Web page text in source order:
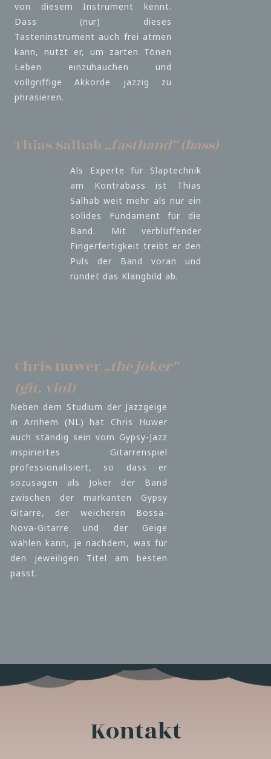
Als Experte für Slaptechnik
am Kontrabass ist Thias
Salhab weit mehr als nur ein
solides Fundament für die
Band. Mit verblüffender
Fingerfertigkeit treibt er den
Puls der Band voran und
rundet das Klangbild ab.
Chris Huwer „the joker“
(git, viol)
Neben dem Studium der Jazzgeige
in Arnhem (NL) hat Chris Huwer
auch ständig sein vom Gypsy-Jazz
inspiriertes Gitarrenspiel
professionalisiert, so dass er
sozusagen als Joker der Band
zwischen der markanten Gypsy
Gitarre, der weicheren Bossa-
Nova-Gitarre und der Geige
wählen kann, je nachdem, was für
den jeweiligen Titel am besten
passt.
Thias Salhab „fasthand“ (bass)
von diesem Instrument kennt.
Dass (nur) dieses
Tasteninstrument auch frei atmen
kann, nutzt er, um zarten Tönen
Leben einzuhauchen und
vollgriffige Akkorde jazzig zu
phrasieren.
Kontakt